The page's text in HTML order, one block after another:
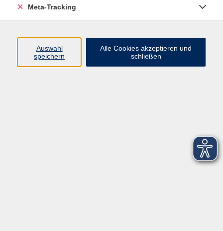
Über uns
Meta-Tracking
Auswahl
speichern
Alle Cookies akzeptieren und
schließen